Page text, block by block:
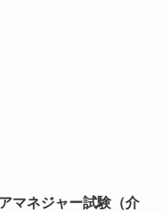
マネジャー試験（介